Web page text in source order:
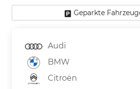
Geparkte
Audi
BMW
Citroën